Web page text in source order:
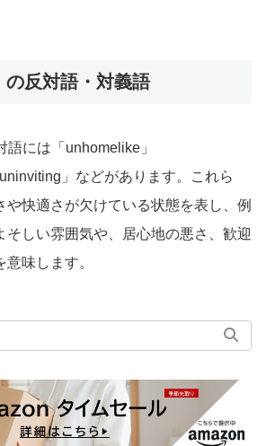
の反対語・対義語
語には「unhomelike」
」などがあります。これら
や快適さが欠けている状態を表し、例
そしい雰囲気や、居心地の悪さ、歓迎
味します。